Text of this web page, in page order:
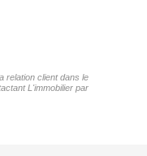
relation client dans le
L'immobilier par